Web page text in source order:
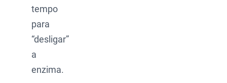
tempo
para
“desligar”
a
enzima.